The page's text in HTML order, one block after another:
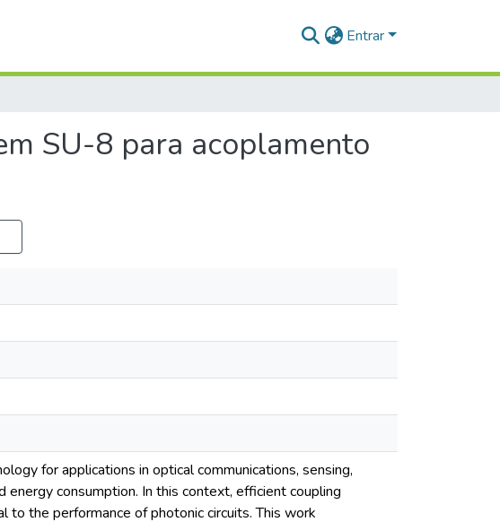
Entrar
SU-8 para acoplamento
for applications in optical communications, sensing,
energy consumption. In this context, efficient coupling
the performance of photonic circuits. This work